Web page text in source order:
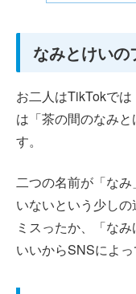
なみとけい
お二人はTikTokで
は「茶の間のなみ
す。
二つの名前が「な
いないという少し
ミスったか、「な
いいからSNSによっ